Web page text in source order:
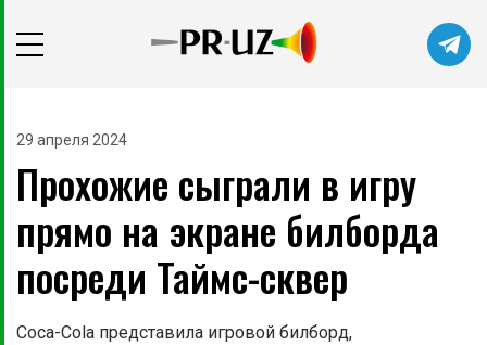
29 апреля 2024
Прохожие сыграли в игру
прямо на экране билборда
посреди Таймс-сквер
Coca-Cola представила игровой билборд,